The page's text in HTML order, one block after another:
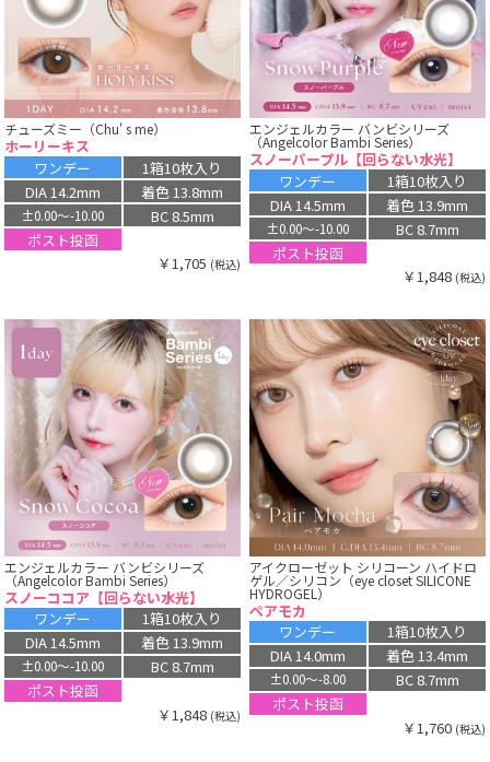
チューズミー（Chu' s me）
ホーリーキス
ワンデー
1箱10枚入り
DIA 14.2mm
着色 13.8mm
±0.00〜-10.00
BC 8.5mm
ポスト投函
￥1,705 (税込)
エンジェルカラー バンビシリーズ
（Angelcolor Bambi Series）
スノーパープル【回らない水光】
ワンデー
1箱10枚入り
DIA 14.5mm
着色 13.9mm
±0.00〜-10.00
BC 8.7mm
ポスト投函
￥1,848 (税込)
エンジェルカラー バンビシリーズ
（Angelcolor Bambi Series）
スノーココア【回らない水光】
ワンデー
1箱10枚入り
DIA 14.5mm
着色 13.9mm
±0.00〜-10.00
BC 8.7mm
ポスト投函
￥1,848 (税込)
アイクローゼット シリコーン ハイドロ
ゲル／シリコン（eye closet SILICONE
HYDROGEL）
ペアモカ
ワンデー
1箱10枚入り
DIA 14.0mm
着色 13.4mm
±0.00〜-8.00
BC 8.7mm
ポスト投函
￥1,760 (税込)